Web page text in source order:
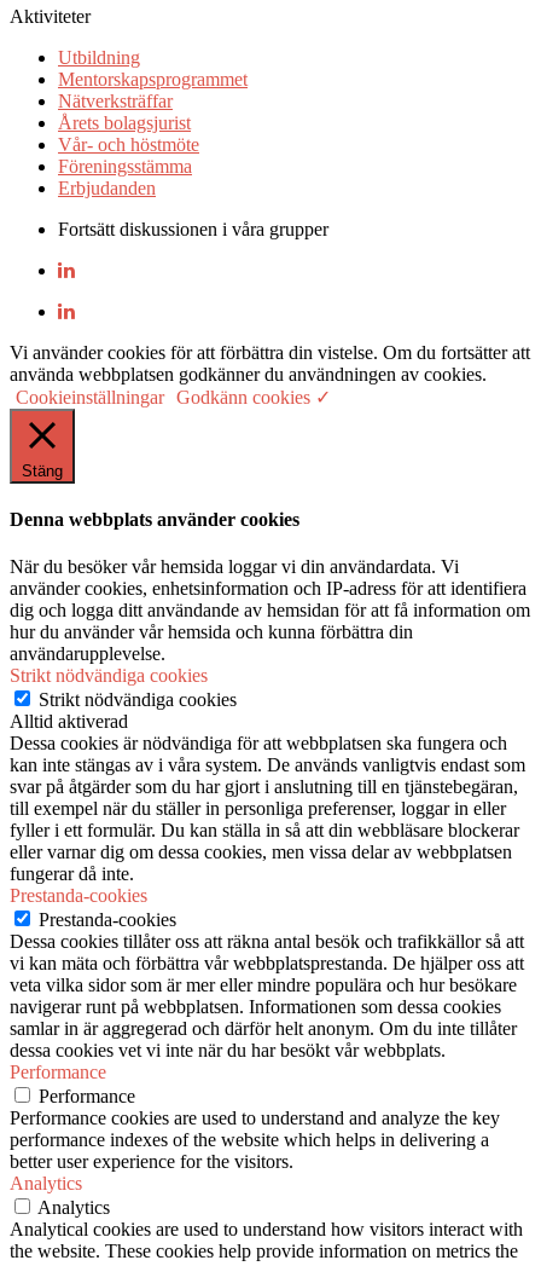
Aktiviteter
Utbildning
Mentorskapsprogrammet
Nätverksträffar
Årets bolagsjurist
Vår- och höstmöte
Föreningsstämma
Erbjudanden
Fortsätt diskussionen i våra grupper
Vi använder cookies för att förbättra din vistelse. Om du fortsätter att
använda webbplatsen godkänner du användningen av cookies.
Cookieinställningar Godkänn cookies ✓
Stäng
Denna webbplats använder cookies
När du besöker vår hemsida loggar vi din användardata. Vi
använder cookies, enhetsinformation och IP-adress för att identifiera
dig och logga ditt användande av hemsidan för att få information om
hur du använder vår hemsida och kunna förbättra din
användarupplevelse.
Strikt nödvändiga cookies
Strikt nödvändiga cookies
Alltid aktiverad
Dessa cookies är nödvändiga för att webbplatsen ska fungera och
kan inte stängas av i våra system. De används vanligtvis endast som
svar på åtgärder som du har gjort i anslutning till en tjänstebegäran,
till exempel när du ställer in personliga preferenser, loggar in eller
fyller i ett formulär. Du kan ställa in så att din webbläsare blockerar
eller varnar dig om dessa cookies, men vissa delar av webbplatsen
fungerar då inte.
Prestanda-cookies
Prestanda-cookies
Dessa cookies tillåter oss att räkna antal besök och trafikkällor så att
vi kan mäta och förbättra vår webbplatsprestanda. De hjälper oss att
veta vilka sidor som är mer eller mindre populära och hur besökare
navigerar runt på webbplatsen. Informationen som dessa cookies
samlar in är aggregerad och därför helt anonym. Om du inte tillåter
dessa cookies vet vi inte när du har besökt vår webbplats.
Performance
Performance
Performance cookies are used to understand and analyze the key
performance indexes of the website which helps in delivering a
better user experience for the visitors.
Analytics
Analytics
Analytical cookies are used to understand how visitors interact with
the website. These cookies help provide information on metrics the